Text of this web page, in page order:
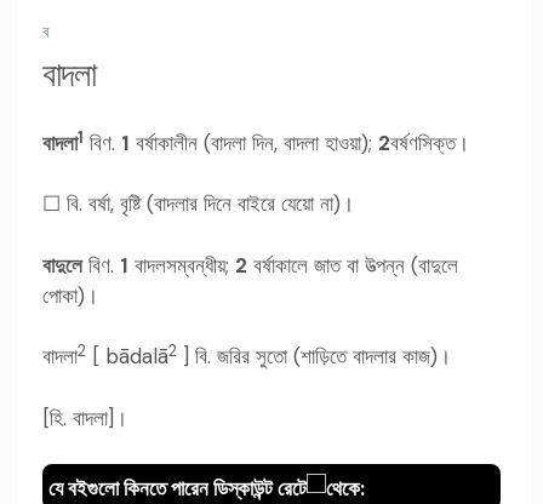
ব
বাদলা
বাদলা1 বিণ. 1 বর্ষাকালীন (বাদলা দিন, বাদলা হাওয়া); 2বর্ষণসিক্ত।
☐ বি. বর্ষা, বৃষ্টি (বাদলার দিনে বাইরে যেয়ো না)।
বাদুলেবিণ. 1 বাদলসম্বন্ধীয়; 2 বর্ষাকালে জাত বা উত্পন্ন (বাদুলে
পোকা)।
বাদলা2 [ bādalā2 ] বি. জরির সুতো (শাড়িতে বাদলার কাজ)।
[হি. বাদলা]।
যে বইগুলো কিনতে পারেন ডিস্কাউন্ট রেটে থেকে: